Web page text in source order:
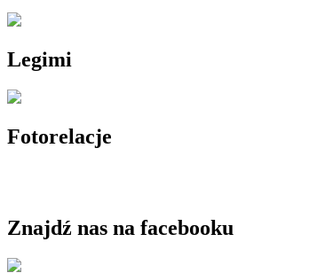
Legimi
Fotorelacje
Znajdź nas na facebooku